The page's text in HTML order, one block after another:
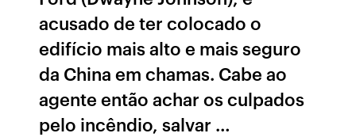
acusado de ter colocado o
edifício mais alto e mais seguro
da China em chamas. Cabe ao
agente então achar os culpados
pelo incêndio, salvar …